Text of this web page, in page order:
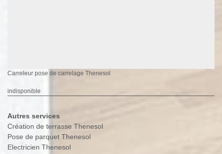
Carreleur pose de carrelage Thenesol
indisponible
Autres services
Création de terrasse Thenesol
Pose de parquet Thenesol
Electricien Thenesol